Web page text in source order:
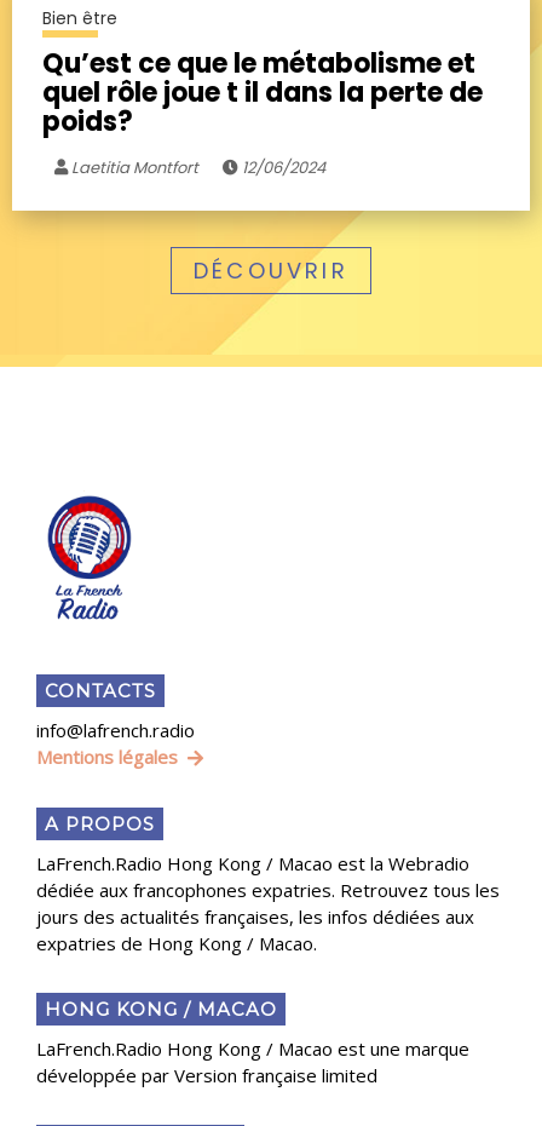
Bien être
Qu’est ce que le métabolisme et
quel rôle joue t il dans la perte de
poids?
Laetitia Montfort 12/06/2024
DÉCOUVRIR
CONTACTS
info@lafrench.radio
Mentions légales
A PROPOS
LaFrench.Radio Hong Kong / Macao est la Webradio
dédiée aux francophones expatries. Retrouvez tous les
jours des actualités françaises, les infos dédiées aux
expatries de Hong Kong / Macao.
HONG KONG / MACAO
LaFrench.Radio Hong Kong / Macao est une marque
développée par Version française limited